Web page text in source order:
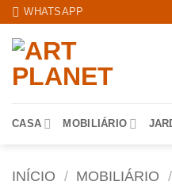
Skip
content
WHATSAPP
CASA MOBILIÁRIO
INÍCIO / MOBILIÁRIO /